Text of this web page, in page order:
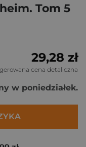
Tom 5
29,28 zł
cena detaliczna
w poniedziałek.